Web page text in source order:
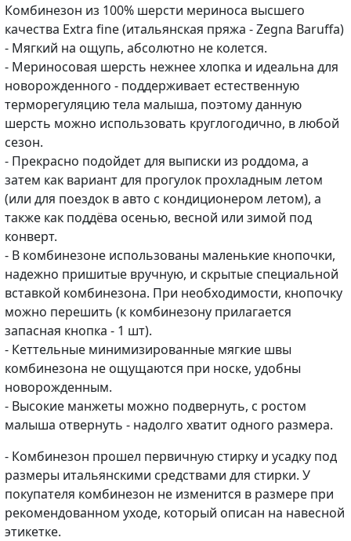
Комбинезон из 100% шерсти мериноса высшего
качества Extra fine (итальянская пряжа - Zegna Baruffa)
- Мягкий на ощупь, абсолютно не колется.
- Мериносовая шерсть нежнее хлопка и идеальна для
новорожденного - поддерживает естественную
терморегуляцию тела малыша, поэтому данную
шерсть можно использовать круглогодично, в любой
сезон.
- Прекрасно подойдет для выписки из роддома, а
затем как вариант для прогулок прохладным летом
(или для поездок в авто с кондиционером летом), а
также как поддёва осенью, весной или зимой под
конверт.
- В комбинезоне использованы маленькие кнопочки,
надежно пришитые вручную, и скрытые специальной
вставкой комбинезона. При необходимости, кнопочку
можно перешить (к комбинезону прилагается
запасная кнопка - 1 шт).
- Кеттельные минимизированные мягкие швы
комбинезона не ощущаются при носке, удобны
новорожденным.
- Высокие манжеты можно подвернуть, с ростом
малыша отвернуть - надолго хватит одного размера.
- Комбинезон прошел первичную стирку и усадку под
размеры итальянскими средствами для стирки. У
покупателя комбинезон не изменится в размере при
рекомендованном уходе, который описан на навесной
этикетке.